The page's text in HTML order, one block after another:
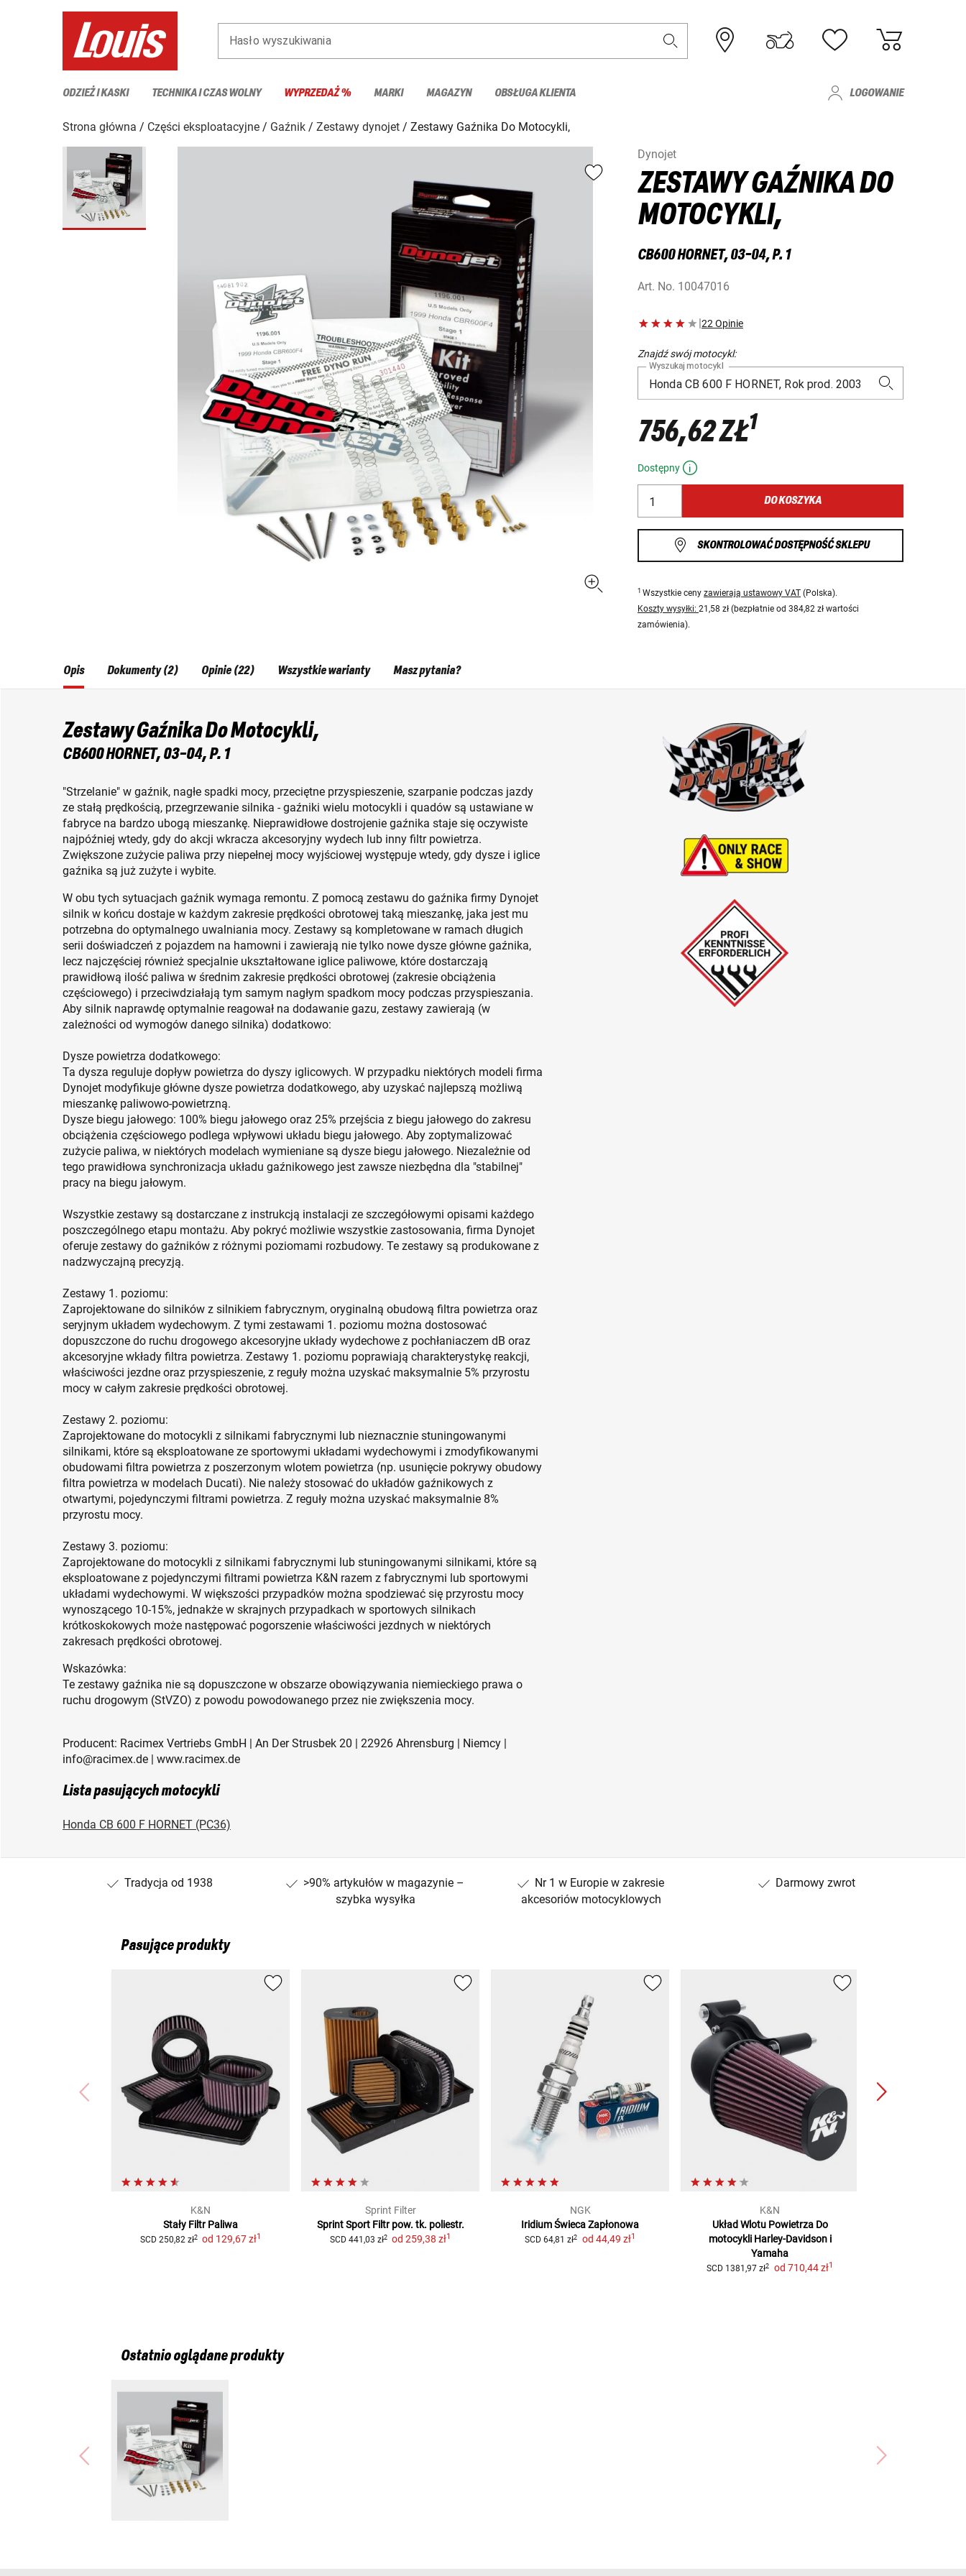
Hasło wyszukiwania
ODZIEŻ I KASKI TECHNIKA I CZAS WOLNY WYPRZEDAŻ % MARKI MAGAZYN OBSŁUGA KLIENTA LOGOWANIE
Strona główna Części eksploatacyjne Gaźnik Zestawy dynojet
Zestawy Gaźnika Do Motocykli,
Dynojet
ZESTAWY GAŹNIKA DO
MOTOCYKLI,
CB600 HORNET, 03-04, P. 1
Art. No. 10047016
|22 Opinie
Znajdź swój motocykl:
Wyszukaj motocykl
756,62 ZŁ1
Dostępny
DO KOSZYKA
SKONTROLOWAĆ DOSTĘPNOŚĆ SKLEPU
1 Wszystkie ceny zawierają ustawowy VAT (Polska).
Koszty wysyłki: 21,58 zł (bezpłatnie od 384,82 zł wartości
zamówienia).
Opis
Zestawy Gaźnika Do Motocykli,
CB600 HORNET, 03-04, P. 1
"Strzelanie" w gaźnik, nagłe spadki mocy, przeciętne przyspieszenie, szarpanie podczas jazdy
ze stałą prędkością, przegrzewanie silnika - gaźniki wielu motocykli i quadów są ustawiane w
fabryce na bardzo ubogą mieszankę. Nieprawidłowe dostrojenie gaźnika staje się oczywiste
najpóźniej wtedy, gdy do akcji wkracza akcesoryjny wydech lub inny filtr powietrza.
Zwiększone zużycie paliwa przy niepełnej mocy wyjściowej występuje wtedy, gdy dysze i iglice
gaźnika są już zużyte i wybite.
W obu tych sytuacjach gaźnik wymaga remontu. Z pomocą zestawu do gaźnika firmy Dynojet
silnik w końcu dostaje w każdym zakresie prędkości obrotowej taką mieszankę, jaka jest mu
potrzebna do optymalnego uwalniania mocy. Zestawy są kompletowane w ramach długich
serii doświadczeń z pojazdem na hamowni i zawierają nie tylko nowe dysze główne gaźnika,
lecz najczęściej również specjalnie ukształtowane iglice paliwowe, które dostarczają
prawidłową ilość paliwa w średnim zakresie prędkości obrotowej (zakresie obciążenia
częściowego) i przeciwdziałają tym samym nagłym spadkom mocy podczas przyspieszania.
Aby silnik naprawdę optymalnie reagował na dodawanie gazu, zestawy zawierają (w
zależności od wymogów danego silnika) dodatkowo:
Dysze powietrza dodatkowego:
Ta dysza reguluje dopływ powietrza do dyszy iglicowych. W przypadku niektórych modeli firma
Dynojet modyfikuje główne dysze powietrza dodatkowego, aby uzyskać najlepszą możliwą
mieszankę paliwowo-powietrzną.
Dysze biegu jałowego: 100% biegu jałowego oraz 25% przejścia z biegu jałowego do zakresu
obciążenia częściowego podlega wpływowi układu biegu jałowego. Aby zoptymalizować
zużycie paliwa, w niektórych modelach wymieniane są dysze biegu jałowego. Niezależnie od
tego prawidłowa synchronizacja układu gaźnikowego jest zawsze niezbędna dla "stabilnej"
pracy na biegu jałowym.
Wszystkie zestawy są dostarczane z instrukcją instalacji ze szczegółowymi opisami każdego
poszczególnego etapu montażu. Aby pokryć możliwie wszystkie zastosowania, firma Dynojet
oferuje zestawy do gaźników z różnymi poziomami rozbudowy. Te zestawy są produkowane z
nadzwyczajną precyzją.
Zestawy 1. poziomu:
Zaprojektowane do silników z silnikiem fabrycznym, oryginalną obudową filtra powietrza oraz
seryjnym układem wydechowym. Z tymi zestawami 1. poziomu można dostosować
dopuszczone do ruchu drogowego akcesoryjne układy wydechowe z pochłaniaczem dB oraz
akcesoryjne wkłady filtra powietrza. Zestawy 1. poziomu poprawiają charakterystykę reakcji,
właściwości jezdne oraz przyspieszenie, z reguły można uzyskać maksymalnie 5% przyrostu
mocy w całym zakresie prędkości obrotowej.
Zestawy 2. poziomu:
Zaprojektowane do motocykli z silnikami fabrycznymi lub nieznacznie stuningowanymi
silnikami, które są eksploatowane ze sportowymi układami wydechowymi i zmodyfikowanymi
obudowami filtra powietrza z poszerzonym wlotem powietrza (np. usunięcie pokrywy obudowy
filtra powietrza w modelach Ducati). Nie należy stosować do układów gaźnikowych z
otwartymi, pojedynczymi filtrami powietrza. Z reguły można uzyskać maksymalnie 8%
przyrostu mocy.
Zestawy 3. poziomu:
Zaprojektowane do motocykli z silnikami fabrycznymi lub stuningowanymi silnikami, które są
eksploatowane z pojedynczymi filtrami powietrza K&N razem z fabrycznymi lub sportowymi
układami wydechowymi. W większości przypadków można spodziewać się przyrostu mocy
wynoszącego 10-15%, jednakże w skrajnych przypadkach w sportowych silnikach
krótkoskokowych może następować pogorszenie właściwości jezdnych w niektórych
zakresach prędkości obrotowej.
Wskazówka:
Te zestawy gaźnika nie są dopuszczone w obszarze obowiązywania niemieckiego prawa o
ruchu drogowym (StVZO) z powodu powodowanego przez nie zwiększenia mocy.
Producent: Racimex Vertriebs GmbH | An Der Strusbek 20 | 22926 Ahrensburg | Niemcy |
info@racimex.de | www.racimex.de
Lista pasujących motocykli
Honda CB 600 F HORNET (PC36)
Dokumenty (2) Opinie (22) Wszystkie warianty Masz pytania?
Tradycja od 1938
>90% artykułów w magazynie –
szybka wysyłka
Nr 1 w Europie w zakresie
akcesoriów motocyklowych
Darmowy zwrot
Pasujące produkty
K&N
Stały Filtr Paliwa
SCD 250,82 zł2 od 129,67 zł1
Sprint Filter
Sprint Sport Filtr pow. tk. poliestr.
SCD 441,03 zł2 od 259,38 zł1
NGK
Iridium Świeca Zapłonowa
SCD 64,81 zł2 od 44,49 zł1
K&N
Układ Wlotu Powietrza Do
motocykli Harley-Davidson i
Yamaha
SCD 1381,97 zł2 od 710,44 zł1
Ostatnio oglądane produkty